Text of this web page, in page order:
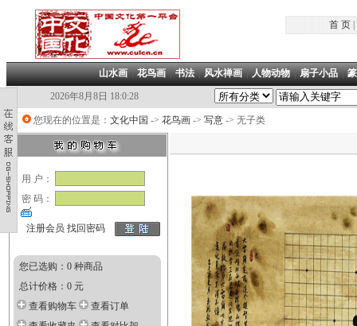
首 页|
山水画|花鸟画|书法|风水禅画|人物动物|扇子小品|
2026年8月8日 18:0:28
您现在的位置是： 文化中国 -> 花鸟画 -> 写意 -> 无子类
用 户：
密 码：
注册会员 找回密码
您已选购：0 种商品
总计价格：0 元
查看购物车
查看订单